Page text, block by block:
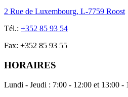
2 Rue de Luxembourg, L-7759 Roost
Tél.: +352 85 93 54
Fax: +352 85 93 55
HORAIRES
Lundi - Jeudi : 7:00 - 12:00 et 13:00 -